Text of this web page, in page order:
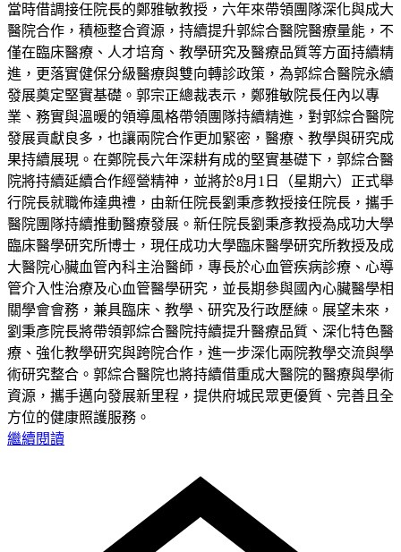
當時借調接任院長的鄭雅敏教授，六年來帶領團隊深化與成大
醫院合作，積極整合資源，持續提升郭綜合醫院醫療量能，不
僅在臨床醫療、人才培育、教學研究及醫療品質等方面持續精
進，更落實健保分級醫療與雙向轉診政策，為郭綜合醫院永續
發展奠定堅實基礎。郭宗正總裁表示，鄭雅敏院長任內以專
業、務實與溫暖的領導風格帶領團隊持續精進，對郭綜合醫院
發展貢獻良多，也讓兩院合作更加緊密，醫療、教學與研究成
果持續展現。在鄭院長六年深耕有成的堅實基礎下，郭綜合醫
院將持續延續合作經營精神，並將於8月1日（星期六）正式舉
行院長就職佈達典禮，由新任院長劉秉彥教授接任院長，攜手
醫院團隊持續推動醫療發展。新任院長劉秉彥教授為成功大學
臨床醫學研究所博士，現任成功大學臨床醫學研究所教授及成
大醫院心臟血管內科主治醫師，專長於心血管疾病診療、心導
管介入性治療及心血管醫學研究，並長期參與國內心臟醫學相
關學會會務，兼具臨床、教學、研究及行政歷練。展望未來，
劉秉彥院長將帶領郭綜合醫院持續提升醫療品質、深化特色醫
療、強化教學研究與跨院合作，進一步深化兩院教學交流與學
術研究整合。郭綜合醫院也將持續借重成大醫院的醫療與學術
資源，攜手邁向發展新里程，提供府城民眾更優質、完善且全
方位的健康照護服務。
繼續閱讀